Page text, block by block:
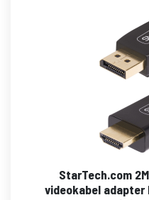
StarTech.com
videokabel adapter